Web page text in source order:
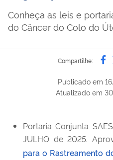
Conheça as leis e
do Câncer do Colo do
Compartilhe:
Publicado em
Atualizado em
Portaria Conjunta
JULHO de 2025.
para o Rastreamento